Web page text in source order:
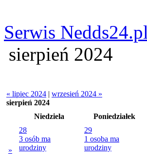
Serwis Nedds24.pl
sierpień 2024
« lipiec 2024 | wrzesień 2024 »
sierpień 2024
Niedziela
Poniedziałek
»
28
3 osób ma
urodziny
29
1 osoba ma
urodziny